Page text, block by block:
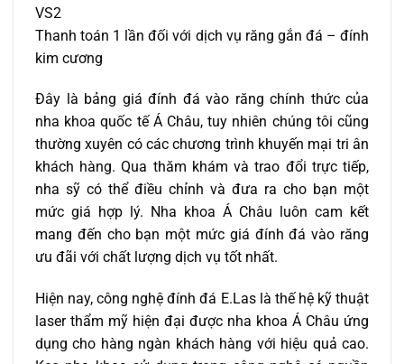
VS2
Thanh toán 1 lần đối với dịch vụ răng gắn đá – đính
kim cương
Đây là bảng giá đính đá vào răng chính thức của
nha khoa quốc tế Á Châu, tuy nhiên chúng tôi cũng
thường xuyên có các chương trình khuyến mại tri ân
khách hàng. Qua thăm khám và trao đổi trực tiếp,
nha sỹ có thể điều chỉnh và đưa ra cho bạn một
mức giá hợp lý. Nha khoa Á Châu luôn cam kết
mang đến cho bạn một mức giá đính đá vào răng
ưu đãi với chất lượng dịch vụ tốt nhất.
Hiện nay, công nghệ đính đá E.Las là thế hệ kỹ thuật
laser thẩm mỹ hiện đại được nha khoa Á Châu ứng
dụng cho hàng ngàn khách hàng với hiệu quả cao.